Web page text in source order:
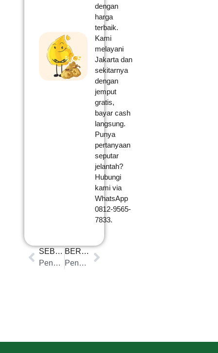
dengan
harga
terbaik.
Kami
melayani
Jakarta dan
sekitarnya
dengan
jemput
gratis,
bayar cash
langsung.
Punya
pertanyaan
seputar
jelantah?
Hubungi
kami via
WhatsApp
0812-9565-
7833.
SEBELUMNYA
Pengepul Minyakjelantah di Pakuhaji: Solusi Jual Minyak Bekas Terpercaya
BERIKUTNYA
Pengepul Minyakjelantah di Mampang Prapatan: Solusi Limbah